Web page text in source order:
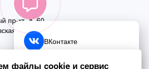
пр-кт, д. 60
д. 59
ВКонтакте
Telegram
файлы cookie и сервис